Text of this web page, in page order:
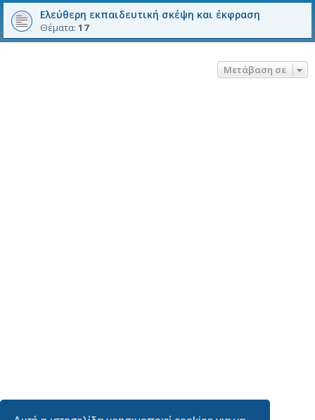
ή
Ελεύθερη εκπαιδευτική σκέψη και έκφραση
Θέματα: 17
Μετάβαση σε